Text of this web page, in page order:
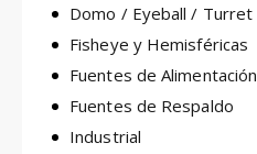
Domo / Eyeball / Turret
Fisheye y Hemisféricas
Fuentes de Alimentación
Fuentes de Respaldo
Industrial